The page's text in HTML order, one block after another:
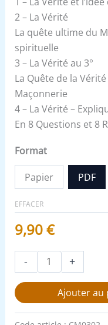
2 – La Vérité
La quête ultime du
spirituelle
3 – La Vérité au 3°
La Quête de la
Maçonnerie
4 – La Vérité –
En 8 Questions et 8
Format
Papier PDF
EFFACER
9,90€
- +
Ajouter au